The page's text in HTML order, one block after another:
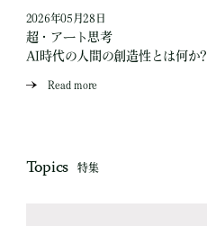
2026年05月28日
超・アート思考
AI時代の人間の創造性とは何か?
Read more
Topics 特集